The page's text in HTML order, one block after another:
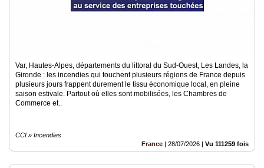
Var, Hautes-Alpes, départements du littoral du Sud-Ouest, Les Landes, la
Gironde : les incendies qui touchent plusieurs régions de France depuis
plusieurs jours frappent durement le tissu économique local, en pleine
saison estivale. Partout où elles sont mobilisées, les Chambres de
Commerce et..
CCI » Incendies
France | 28/07/2026 | Vu 111259 fois